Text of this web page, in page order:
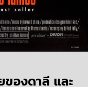
องดาลี และ